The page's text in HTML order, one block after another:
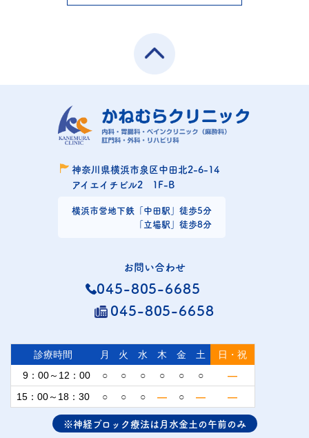
神奈川県横浜市泉区中田北2-6-14
アイエイチビル2 1F-B
横浜市営地下鉄 「中田駅」徒歩5分
「立場駅」徒歩8分
お問い合わせ
045-805-6685
045-805-6658
診療時間 月 火 水 木 金 土
日・祝
9：00～12：00
○ ○ ○ ○ ○ ○
—
15：00～18：30
○ ○ ○ — ○ — —
※神経ブロック療法は月水金土の午前のみ